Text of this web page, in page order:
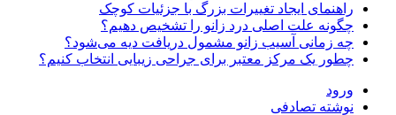
راهنمای ایجاد تغییرات بزرگ با جزئیات کوچک
چگونه علت اصلی درد زانو را تشخیص دهیم؟
چه زمانی آسیب زانو مشمول دریافت دیه می‌شود؟
چطور یک مرکز معتبر برای جراحی زیبایی انتخاب کنیم؟
ورود
نوشته تصادفی